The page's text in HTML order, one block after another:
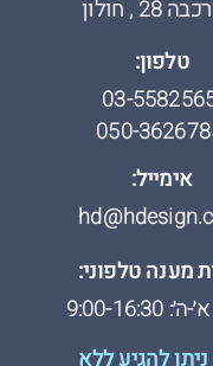
28 , חולון
טלפון:
03-
050-
אימייל:
מענה טלפוני:
16:30